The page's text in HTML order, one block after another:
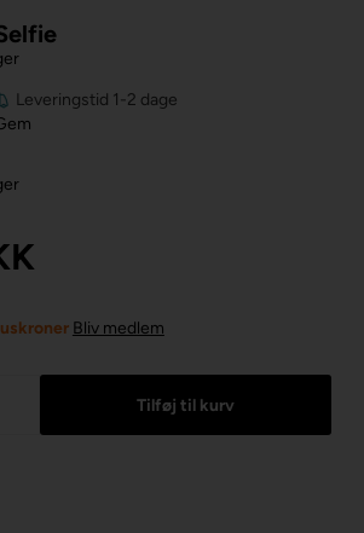
Leveringstid 1-2 dage
Bliv medlem